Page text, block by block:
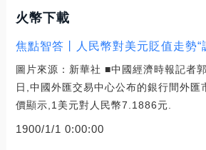
火幣下載
焦點智答丨人民幣對美元貶值走勢“
圖片來源：新華社 ■中國經濟時報記者
日,中國外匯交易中心公布的銀行間外匯
價顯示,1美元對人民幣7.1886元.
1900/1/1 0:00:00